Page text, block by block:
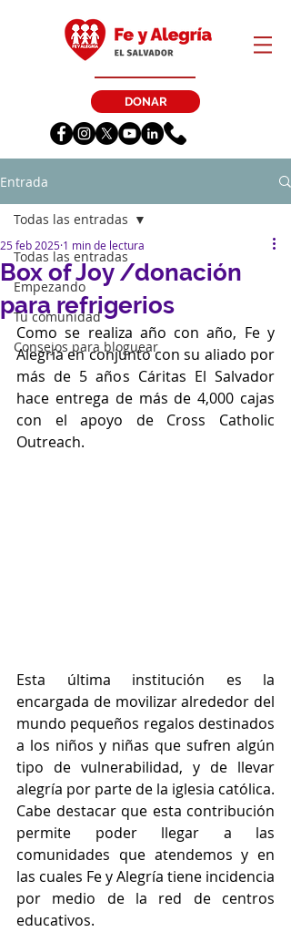
DONAR
Entrada
Todas las entradas
Empezando
Tu comunidad
Consejos para bloguear
Todas las entradas
Box of Joy /donación
para refrigerios
25 feb 2025 1 min de lectura
Como se realiza año con año, Fe y
Alegría en conjunto con su aliado por
más de 5 años Cáritas El Salvador
hace entrega de más de 4,000 cajas
con el apoyo de Cross Catholic
Outreach.
Esta última institución es la
encargada de movilizar alrededor del
mundo pequeños regalos destinados
a los niños y niñas que sufren algún
tipo de vulnerabilidad, y de llevar
alegría por parte de la iglesia católica.
Cabe destacar que esta contribución
permite poder llegar a las
comunidades que atendemos y en
las cuales Fe y Alegría tiene incidencia
por medio de la red de centros
educativos.